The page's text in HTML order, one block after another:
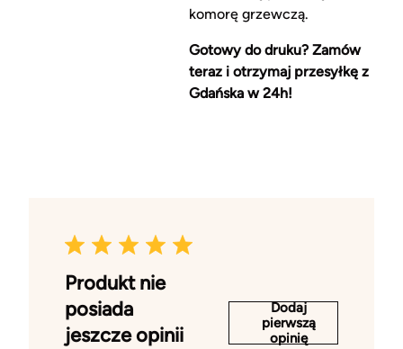
komorę grzewczą.
Gotowy do druku? Zamów
teraz i otrzymaj przesyłkę z
Gdańska w 24h!
Produkt nie
posiada
jeszcze opinii
Dodaj
pierwszą
opinię